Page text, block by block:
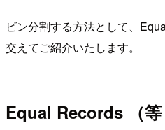
ビン分割する方法として、
交えてご紹介いたします。
Equal Records （等